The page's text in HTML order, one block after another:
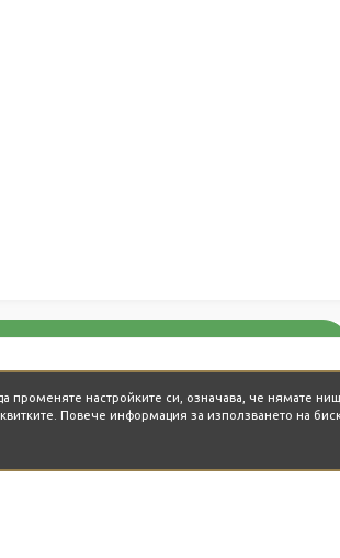
променяте настройките си, означава, че нямате
Повече информация за използването на